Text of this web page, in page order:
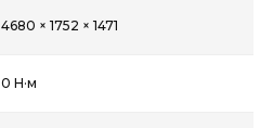
4680 × 1752 × 1471
0 Н·м